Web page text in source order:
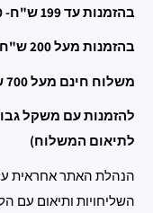
בהזמנות עד 199 ש"ח- 70 ש"ח.
בהזמנות מעל 200 ש"ח- 35 שקלים.
משלוח חינם מעל 700 שקל.
להזמנות עם משקל
לתיאום המשלוח)
הנהלת האתר אחראית
השליחויות ותיאום עם